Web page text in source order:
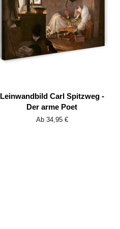
Leinwandbild Carl Spitzweg -
Der arme Poet
Ab 34,95 €